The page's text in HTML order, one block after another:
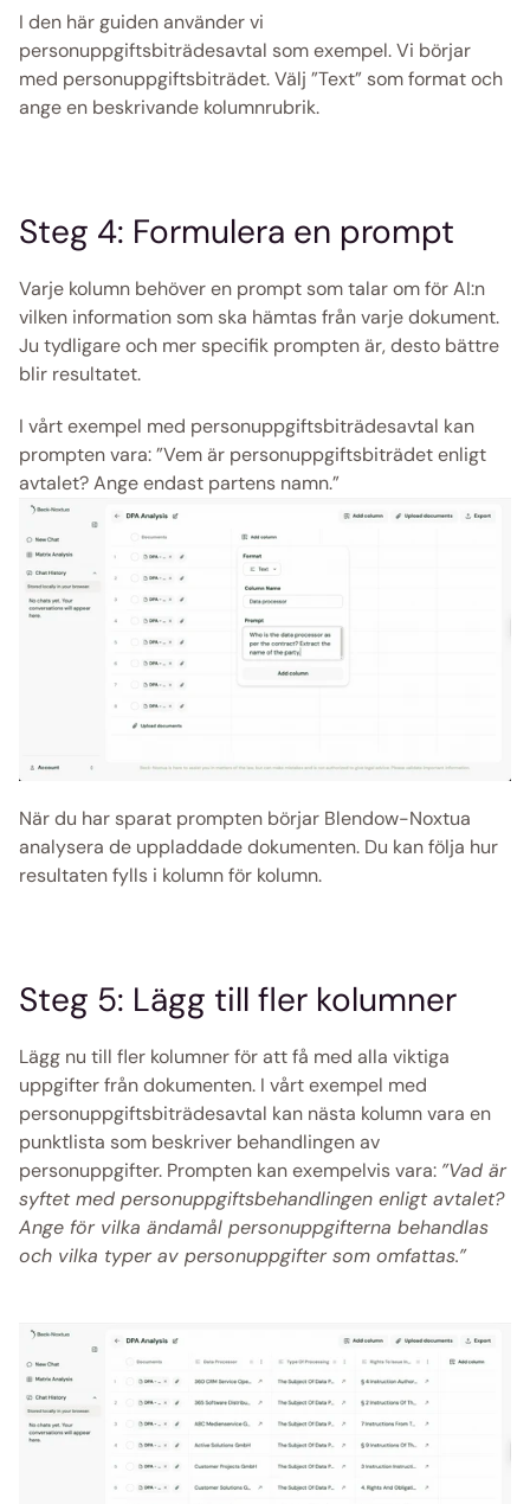
I den här guiden använder vi
personuppgiftsbiträdesavtal som exempel. Vi börjar
med personuppgiftsbiträdet. Välj ”Text” som format och
ange en beskrivande kolumnrubrik.
Steg 4: Formulera en prompt
Varje kolumn behöver en prompt som talar om för AI:n
vilken information som ska hämtas från varje dokument.
Ju tydligare och mer specifik prompten är, desto bättre
blir resultatet.
I vårt exempel med personuppgiftsbiträdesavtal kan
prompten vara: ”Vem är personuppgiftsbiträdet enligt
avtalet? Ange endast partens namn.”
När du har sparat prompten börjar Blendow-Noxtua
analysera de uppladdade dokumenten. Du kan följa hur
resultaten fylls i kolumn för kolumn.
Steg 5: Lägg till fler kolumner
Lägg nu till fler kolumner för att få med alla viktiga
uppgifter från dokumenten. I vårt exempel med
personuppgiftsbiträdesavtal kan nästa kolumn vara en
punktlista som beskriver behandlingen av
personuppgifter. Prompten kan exempelvis vara: ”Vad är
syftet med personuppgiftsbehandlingen enligt avtalet?
Ange för vilka ändamål personuppgifterna behandlas
och vilka typer av personuppgifter som omfattas.”